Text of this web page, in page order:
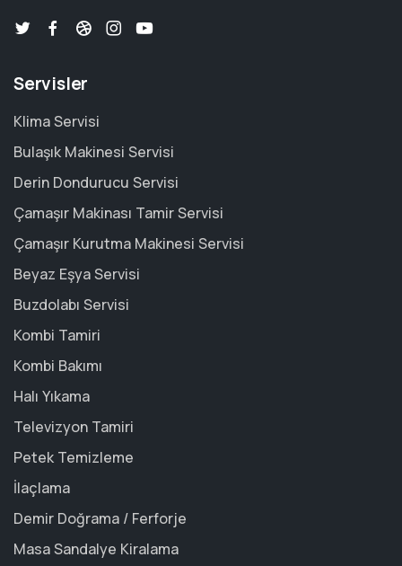
Servisler
Klima Servisi
Bulaşık Makinesi Servisi
Derin Dondurucu Servisi
Çamaşır Makinası Tamir Servisi
Çamaşır Kurutma Makinesi Servisi
Beyaz Eşya Servisi
Buzdolabı Servisi
Kombi Tamiri
Kombi Bakımı
Halı Yıkama
Televizyon Tamiri
Petek Temizleme
İlaçlama
Demir Doğrama / Ferforje
Masa Sandalye Kiralama